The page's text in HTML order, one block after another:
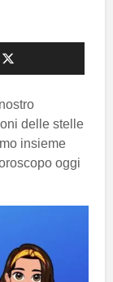
delle stelle
insieme
oggi